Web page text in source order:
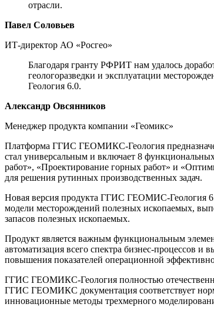
отрасли.
Павел Соловьев
ИТ-директор АО «Росгео»
Благодаря гранту РФРИТ нам удалось
геологоразведки и эксплуатации
Геология 6.0.
Александр Овсянников
Менеджер продукта компании «Геомикс»
Платформа ГГИС ГЕОМИКС-Геология
стал универсальным и включает 8
работ», «Проектирование горных работ» и
для решения рутинных производственных задач.
Новая версия продукта ГГИС ГЕОМИС-Геология
модели месторождений полезных ископаемых,
запасов полезных ископаемых.
Продукт является важным функциональным
автоматизация всего спектра бизнес-процессов и
повышения показателей операционной
ГГИС ГЕОМИКС-Геология полностью
ГГИС ГЕОМИКС документация соответствует
инновационные методы трехмерного